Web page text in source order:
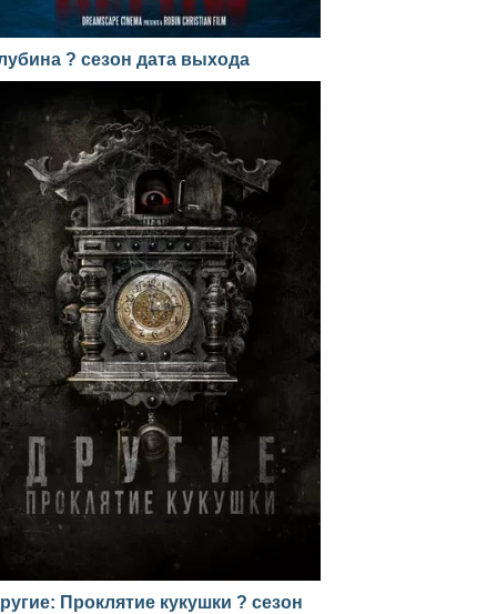
? сезон дата выхода
Проклятие кукушки ? сезон